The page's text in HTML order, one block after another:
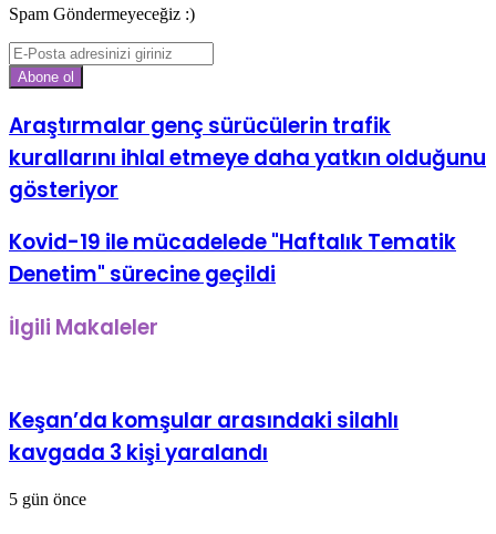
Spam Göndermeyeceğiz :)
E-
Posta
adresinizi
Araştırmalar genç sürücülerin trafik
kurallarını ihlal etmeye daha yatkın olduğunu
gösteriyor
Kovid-19 ile mücadelede "Haftalık Tematik
Denetim" sürecine geçildi
İlgili Makaleler
Keşan’da komşular arasındaki silahlı
kavgada 3 kişi yaralandı
5 gün önce